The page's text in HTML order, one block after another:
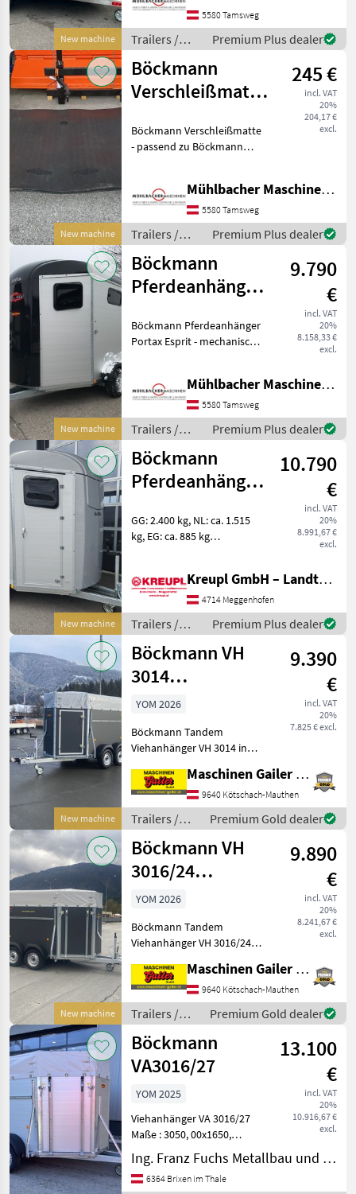
New machine
Gummibelag auf
Hinterklappe (integrierte T
5580 Tamsweg
Trailers /
Böckmann
Premium Plus dealer
New machine
Böckmann
Verschleißmatte
1,5cm dick
245 €
incl. VAT
20%
204,17 €
excl.
Böckmann Verschleißmatte
- passend zu Böckmann
dick Näheres gerne auf
Anfrage! Trailers Livestock
trailer
Mühlbacher Maschinen GmbH
5580 Tamsweg
Trailers /
Böckmann
Premium Plus dealer
New machine
Böckmann
Pferdeanhänger
2,4t 3,27x1,65m
9.790
€
incl. VAT
20%
8.158,33 €
excl.
Böckmann Pferdeanhänger
Portax Esprit - mechanische
V-Deichsel (geschraubt) -
Stützrad automatik -
Lichtanlage mit
Mühlbacher Maschinen GmbH
5580 Tamsweg
Trailers /
Böckmann
Premium Plus dealer
New machine
Böckmann
Pferdeanhänger
(25) mit
Zubehör!
10.790
€
incl. VAT
20%
8.991,67 €
excl.
GG: 2.400 kg, NL: ca. 1.515
kg, EG: ca. 885 kg
metallic
Längsträgerfahrgestell mit
V-Deichsel (geschraubt)
Stützra
Kreupl GmbH – Landtechnik – Schlosserei – Anhänger
4714 Meggenhofen
Trailers /
Böckmann
Premium Plus dealer
New machine
Böckmann VH
3014
Viehanhänger in
guter
Ausstattung
9.390
€
incl. VAT
20%
7.825 € excl.
YOM 2026
Böckmann Tandem
Viehanhänger VH 3014 in
Zulässiges Gesamtgewicht
2, 4 t * Innenmaße LxBxH
3050x1450x2030mm *
Comfort-Federungs-
Fahrgestell (C
Maschinen Gailer GmbH
9640 Kötschach-Mauthen
Trailers /
Böckmann
Premium Gold dealer
New machine
Böckmann VH
3016/24
Viehanhänger in
guter
Ausstattung
9.890
€
incl. VAT
20%
8.241,67 €
excl.
YOM 2026
Böckmann Tandem
Viehanhänger VH 3016/24 *
2, 4 t * Innenmaße LxBxH
3050x1650x2020mm *
Comfort-Federungs-
Fahrgestell (CFF) * Stützrad
au
Maschinen Gailer GmbH
9640 Kötschach-Mauthen
Trailers /
Böckmann
Premium Gold dealer
Böckmann
VA3016/27
13.100
€
incl. VAT
20%
10.916,67 €
excl.
YOM 2025
Viehanhänger VA 3016/27
Maße : 3050, 00x1650,
00x2020, 00 mm Zulässiges
Gesamtgewicht 2, 700 t
Stützrad automatik 3
Ing. Franz Fuchs Metallbau und Landtechnik GmbH & CoKG
6364 Brixen im Thale